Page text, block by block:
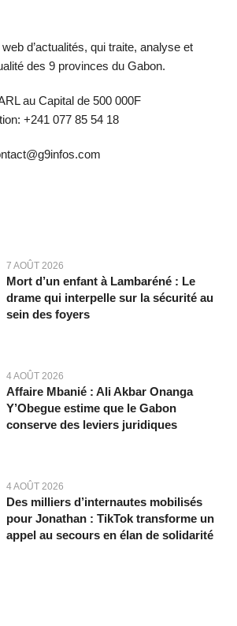
d’actualités, qui traite, analyse et
des 9 provinces du Gabon.
au Capital de 500 000F
+241 077 85 54 18
7 AOÛT 2026
Mort d’un enfant à Lambaréné : Le
drame qui interpelle sur la sécurité au
sein des foyers
4 AOÛT 2026
Affaire Mbanié : Ali Akbar Onanga
Y’Obegue estime que le Gabon
conserve des leviers juridiques
4 AOÛT 2026
Des milliers d’internautes mobilisés
pour Jonathan : TikTok transforme un
appel au secours en élan de solidarité